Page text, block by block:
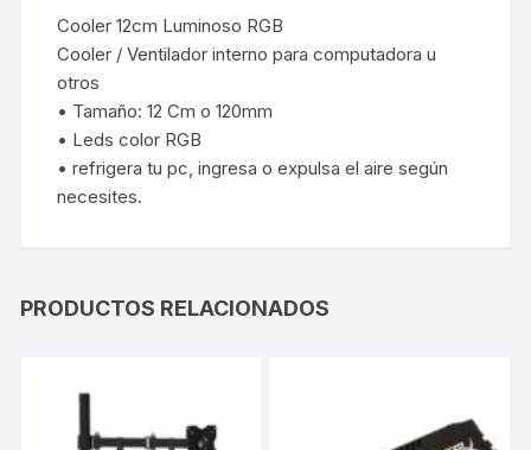
Cooler 12cm Luminoso RGB
Cooler / Ventilador interno para computadora u
otros
• Tamaño: 12 Cm o 120mm
• Leds color RGB
• refrigera tu pc, ingresa o expulsa el aire según
necesites.
PRODUCTOS RELACIONADOS